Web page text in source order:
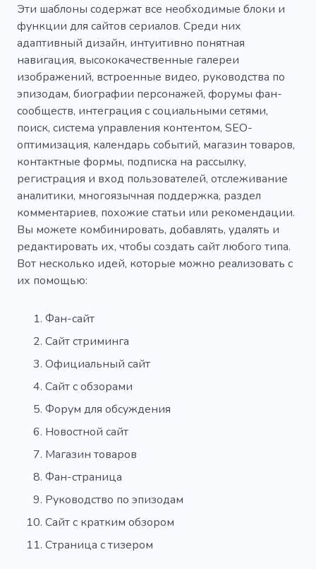
Сольфеджио
Скрипка
Радио
Акустические музыкальные инструменты
Наушники
Электронные инструменты
Этнические инструменты
Глок
Музыкальный бизнес
Музыкальное оборудование
Музыкальный магазин
Музыкальный магазин
Музыкальное искусство
Магазин музыкальных товаров
Философские песни
Магазин звукозаписей
Ритмика
Сигналы
Спектакль
TikTok
Вечер
Производительность
Трейлер
Документальный
Игривый
Обучение
Банка
Эти шаблоны содержат все необходимые блоки и
функции для сайтов сериалов. Среди них
адаптивный дизайн, интуитивно понятная
навигация, высококачественные галереи
изображений, встроенные видео, руководства по
эпизодам, биографии персонажей, форумы фан-
сообществ, интеграция с социальными сетями,
поиск, система управления контентом, SEO-
оптимизация, календарь событий, магазин товаров,
контактные формы, подписка на рассылку,
регистрация и вход пользователей, отслеживание
аналитики, многоязычная поддержка, раздел
комментариев, похожие статьи или рекомендации.
Вы можете комбинировать, добавлять, удалять и
редактировать их, чтобы создать сайт любого типа.
Вот несколько идей, которые можно реализовать с
их помощью:
Фан-сайт
Сайт стриминга
Официальный сайт
Сайт с обзорами
Форум для обсуждения
Новостной сайт
Магазин товаров
Фан-страница
Руководство по эпизодам
Сайт с кратким обзором
Страница с тизером